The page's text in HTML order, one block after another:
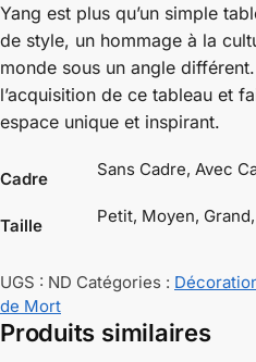
Yang est plus qu’un simple
de style, un hommage à la
monde sous un angle
l’acquisition de ce tableau et
espace unique et inspirant.
Cadre Sans Cadre, Avec
Taille Petit, Moyen,
UGS : ND Catégories :
de Mort
Produits similaires